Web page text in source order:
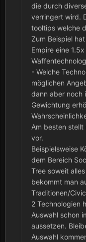
die durch
verringert wird.
tooltips welche
Zum Beispiel
Empire eine
- Welche
möglichen
dann aber noch
Gewichtung
Am besten stellt
vor.
Beispielsweise
dem Bereich
Tree soweit
bekommt man
Traditionen/
2 Technologien
Auswahl schon
aussetzen.
Auswahl